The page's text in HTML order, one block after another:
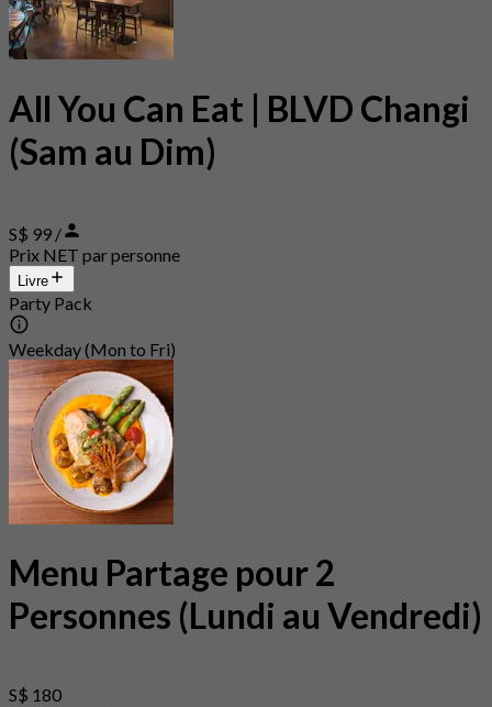
All You Can Eat | BLVD Changi
(Sam au Dim)
S$ 99 /
Prix NET par personne
Livre
Party Pack
Weekday (Mon to Fri)
Menu Partage pour 2
Personnes (Lundi au Vendredi)
S$ 180